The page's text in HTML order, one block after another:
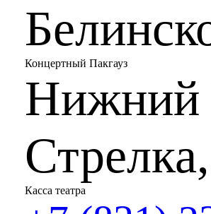
Концертный Пакгауз
Нижний
Касса театра